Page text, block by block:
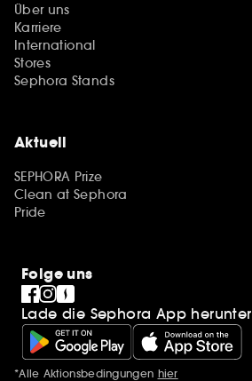
Über uns
Karriere
International
Stores
Sephora Stands
Aktuell
SEPHORA Prize
Clean at Sephora
Pride
Folge uns
Lade die Sephora App herunter
Zusätzlich Erwähnungen
*Alle Aktionsbedingungen hier